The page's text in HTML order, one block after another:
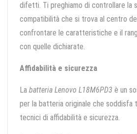
difetti. Ti preghiamo di controllare la
compatibilità che si trova al centro
confrontare le caratteristiche e il
con quelle dichiarate.
Affidabilità e sicurezza
La batteria Lenovo L18M6PD3 è un
per la batteria originale che soddisfa
tecnici di affidabilità e sicurezza.